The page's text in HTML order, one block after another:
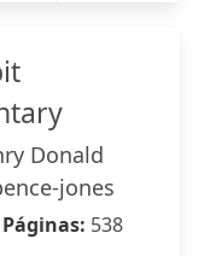
Donald
jones
538